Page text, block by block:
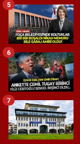
5
6
7